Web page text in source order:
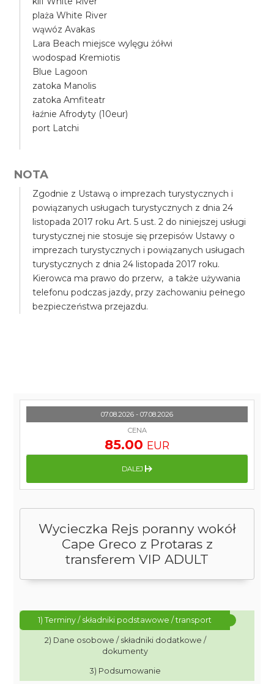
plaża White River
wąwóz Avakas
Lara Beach miejsce wylęgu żółwi
wodospad Kremiotis
Blue Lagoon
zatoka Manolis
zatoka Amfiteatr
łaźnie Afrodyty (10eur)
port Latchi
NOTA
Zgodnie z Ustawą o imprezach turystycznych i
powiązanych usługach turystycznych z dnia 24
listopada 2017 roku Art. 5 ust. 2 do niniejszej usługi
turystycznej nie stosuje się przepisów Ustawy o
imprezach turystycznych i powiązanych usługach
turystycznych z dnia 24 listopada 2017 roku.
Kierowca ma prawo do przerw, a także używania
telefonu podczas jazdy, przy zachowaniu pełnego
bezpieczeństwa przejazdu.
Wycieczka Rejs poranny wokół
Cape Greco z Protaras z
transferem VIP ADULT
1) Terminy / składniki podstawowe / transport
2) Dane osobowe / składniki dodatkowe /
dokumenty
3) Podsumowanie
07.08.2026 - 07.08.2026
CENA
85.00 EUR
DALEJ